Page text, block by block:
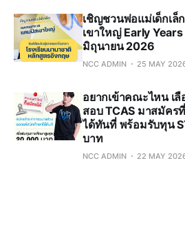
เชิญชวนพ่อแม่เด็กเ
เขาใหญ่ Early
มิถุนายน 2026
NCC ADMIN 25 MAY
อยากเข้าคณะไหน เลื
สอบ TCAS มาสมัคร
ได้ทันที่ พร้อมรับทุน
บาท
NCC ADMIN 22 MAY